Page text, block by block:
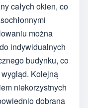
całych okien, co
można
indywidualnych
budynku, co
Kolejną
niekorzystnych
dobrana